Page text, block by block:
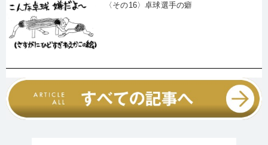
〈その16〉卓球選手の癖